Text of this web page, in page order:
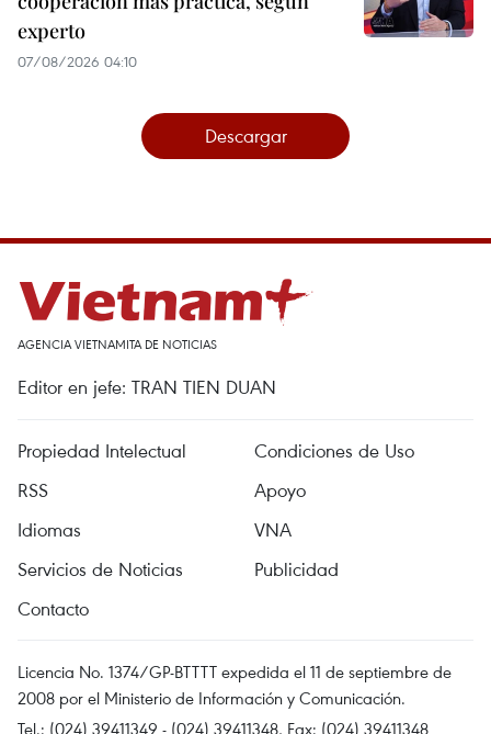
experto
07/08/2026 04:10
Descargar
AGENCIA VIETNAMITA DE NOTICIAS
Editor en jefe: TRAN TIEN DUAN
Propiedad Intelectual
Condiciones de Uso
RSS
Apoyo
Idiomas
VNA
Servicios de Noticias
Publicidad
Contacto
Licencia No. 1374/GP-BTTTT expedida el 11 de septiembre de
2008 por el Ministerio de Información y Comunicación.
Tel.: (024) 39411349 - (024) 39411348, Fax: (024) 39411348